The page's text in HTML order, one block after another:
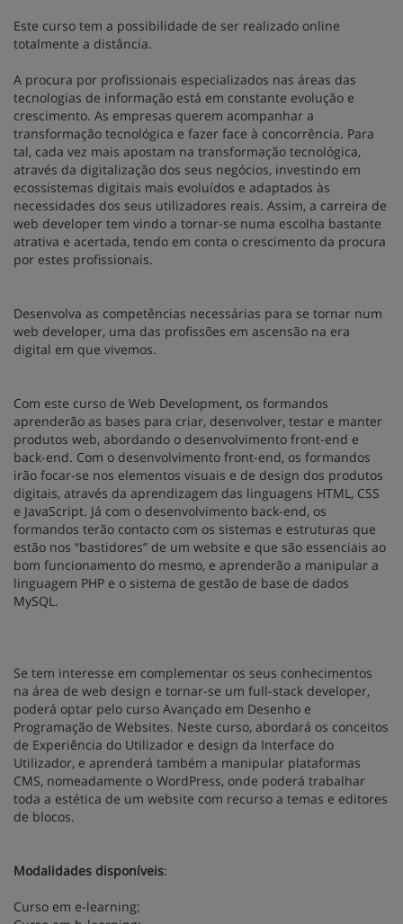
Este curso tem a possibilidade de ser realizado online
totalmente a distância.
A procura por profissionais especializados nas áreas das
tecnologias de informação está em constante evolução e
crescimento. As empresas querem acompanhar a
transformação tecnológica e fazer face à concorrência. Para
tal, cada vez mais apostam na transformação tecnológica,
através da digitalização dos seus negócios, investindo em
ecossistemas digitais mais evoluídos e adaptados às
necessidades dos seus utilizadores reais. Assim, a carreira de
web developer tem vindo a tornar-se numa escolha bastante
atrativa e acertada, tendo em conta o crescimento da procura
por estes profissionais.
Desenvolva as competências necessárias para se tornar num
web developer, uma das profissões em ascensão na era
digital em que vivemos.
Com este curso de Web Development, os formandos
aprenderão as bases para criar, desenvolver, testar e manter
produtos web, abordando o desenvolvimento front-end e
back-end. Com o desenvolvimento front-end, os formandos
irão focar-se nos elementos visuais e de design dos produtos
digitais, através da aprendizagem das linguagens HTML, CSS
e JavaScript. Já com o desenvolvimento back-end, os
formandos terão contacto com os sistemas e estruturas que
estão nos “bastidores” de um website e que são essenciais ao
bom funcionamento do mesmo, e aprenderão a manipular a
linguagem PHP e o sistema de gestão de base de dados
MySQL.
Se tem interesse em complementar os seus conhecimentos
na área de web design e tornar-se um full-stack developer,
poderá optar pelo curso Avançado em Desenho e
Programação de Websites. Neste curso, abordará os conceitos
de Experiência do Utilizador e design da Interface do
Utilizador, e aprenderá também a manipular plataformas
CMS, nomeadamente o WordPress, onde poderá trabalhar
toda a estética de um website com recurso a temas e editores
de blocos.
Modalidades disponíveis:
Curso em e-learning;